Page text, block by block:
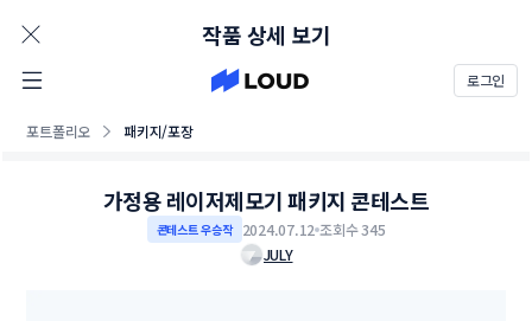
로그인
포트폴리오 패키지/포장
작품 상세 보기
가정용 레이저제모기 패키지 콘테스트
콘테스트 우승작 2024.07.12 조회수 345
JULY